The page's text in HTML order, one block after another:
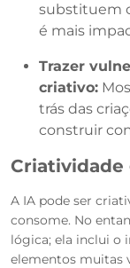
substituem
é mais
Trazer
criativo:
trás das
construir
Criatividade
A IA pode ser
consome. No
lógica; ela inclui o
elementos muitas